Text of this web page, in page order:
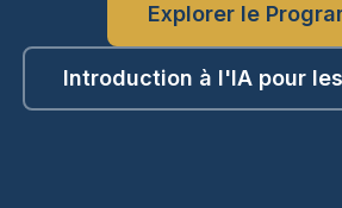
Explorer le
Introduction à l'IA pour